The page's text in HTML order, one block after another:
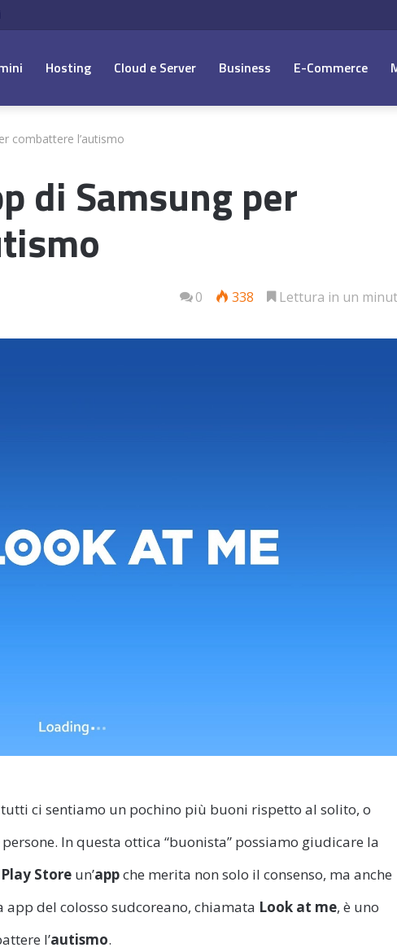
Hosting Cloud e Server Business E-Commerce
combattere l’autismo
di Samsung per
0 338 Lettura in un
ci sentiamo un pochino più buoni rispetto al solito, o
In questa ottica “buonista” possiamo giudicare la
Play Store un’appche merita non solo il consenso, ma anche
del colosso sudcoreano, chiamata Look at me, è uno
l’autismo.